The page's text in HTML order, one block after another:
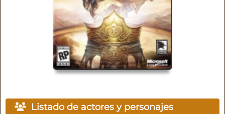
Listado de actores y personajes